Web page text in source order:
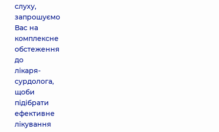
слуху,
запрошуємо
Вас на
комплексне
обстеження
до
лікаря-
сурдолога,
щоби
підібрати
ефективне
лікування